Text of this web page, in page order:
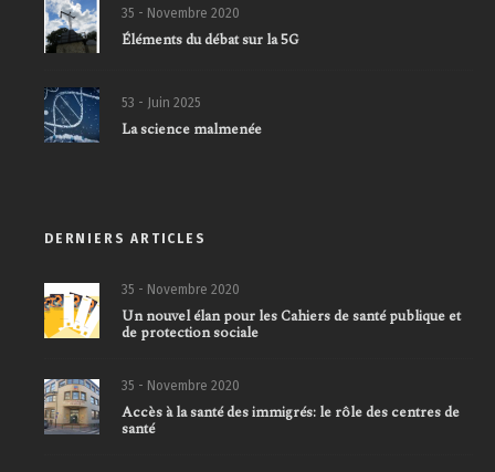
35 - Novembre 2020
Éléments du débat sur la 5G
53 - Juin 2025
La science malmenée
DERNIERS ARTICLES
35 - Novembre 2020
Un nouvel élan pour les Cahiers de santé publique et
de protection sociale
35 - Novembre 2020
Accès à la santé des immigrés: le rôle des centres de
santé